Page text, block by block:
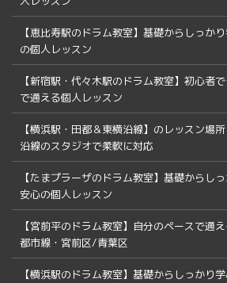
【恵比寿駅のドラム教室】基礎からしっか
の個人レッスン
【新宿駅・代々木駅のドラム教室】初心者
で通える個人レッスン
【横浜駅・田都＆東横沿線】のレッスン場
沿線のスタジオで柔軟に対応
【たまプラーザのドラム教室】基礎からし
安心の個人レッスン
【宮前平のドラム教室】自分のペースで通
都市線・宮前区/青葉区
【横浜駅のドラム教室】基礎からしっかり